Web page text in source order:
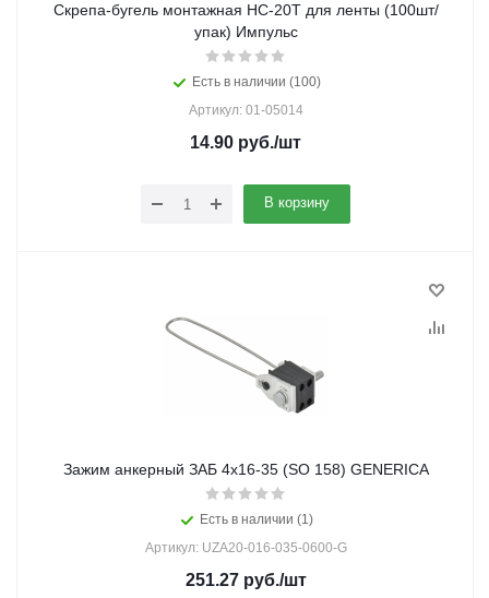
Скрепа-бугель монтажная НС-20Т для ленты (100шт/
упак) Импульс
Есть в наличии (100)
Артикул: 01-05014
14.90 руб./шт
В корзину
Зажим анкерный ЗАБ 4х16-35 (SO 158) GENERICA
Есть в наличии (1)
Артикул: UZA20-016-035-0600-G
251.27руб./шт